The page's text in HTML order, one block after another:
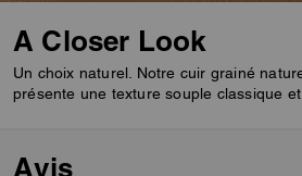
A Closer Look
Un choix naturel. Notre cuir grainé
présente une texture souple classique
Avis